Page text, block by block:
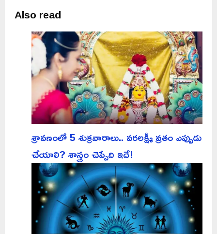
Also read
శ్రావణంలో 5 శుక్రవారాలు.. వరలక్ష్మీ వ్రతం ఎప్పుడు
చేయాలి? శాస్త్రం చెప్పేది ఇదే!